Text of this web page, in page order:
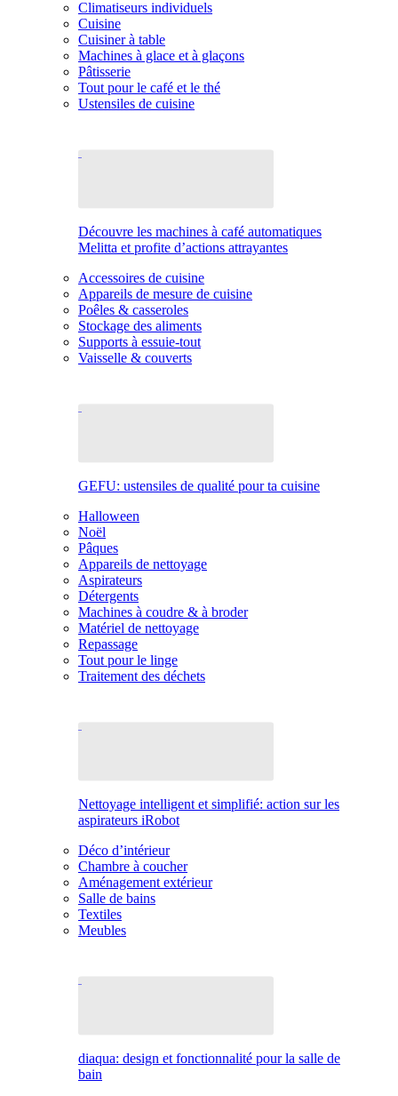
Climatiseurs individuels
Cuisine
Cuisiner à table
Machines à glace et à glaçons
Pâtisserie
Tout pour le café et le thé
Ustensiles de cuisine
Découvre les machines à café automatiques
Melitta et profite d’actions attrayantes
Accessoires de cuisine
Appareils de mesure de cuisine
Poêles & casseroles
Stockage des aliments
Supports à essuie-tout
Vaisselle & couverts
GEFU: ustensiles de qualité pour ta cuisine
Halloween
Noël
Pâques
Appareils de nettoyage
Aspirateurs
Détergents
Machines à coudre & à broder
Matériel de nettoyage
Repassage
Tout pour le linge
Traitement des déchets
Nettoyage intelligent et simplifié: action sur les
aspirateurs iRobot
Déco d’intérieur
Chambre à coucher
Aménagement extérieur
Salle de bains
Textiles
Meubles
diaqua: design et fonctionnalité pour la salle de
bain